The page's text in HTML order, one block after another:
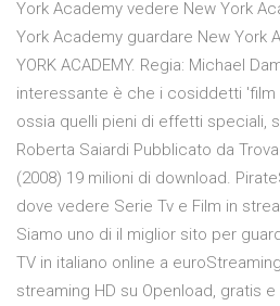
York Academy vedere New York
York Academy guardare New York
YORK ACADEMY. Regia: Michael
interessante è che i cosiddetti 'film
ossia quelli pieni di effetti speciali,
Roberta Saiardi Pubblicato da
(2008) 19 milioni di download.
dove vedere Serie Tv e Film in
Siamo uno di il miglior sito per
TV in italiano online a
streaming HD su Openload, gratis